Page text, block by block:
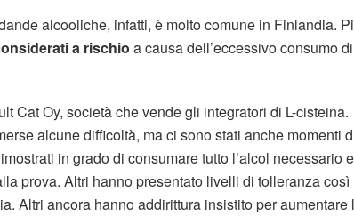
alcooliche, infatti, è molto comune in Finlandia.
a rischio a causa dell’eccessivo consumo di
Cat Oy, società che vende gli integratori di L-cisteina.
alcune difficoltà, ma ci sono stati anche momenti
in grado di consumare tutto l’alcol necessario e
prova. Altri hanno presentato livelli di tolleranza così
Altri ancora hanno addirittura insistito per aumentare